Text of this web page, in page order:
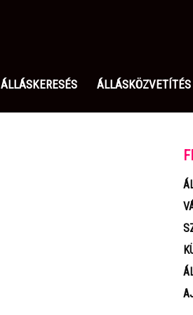
ÁLLÁSKERESÉS ÁLLÁSKÖZVETÍTÉS